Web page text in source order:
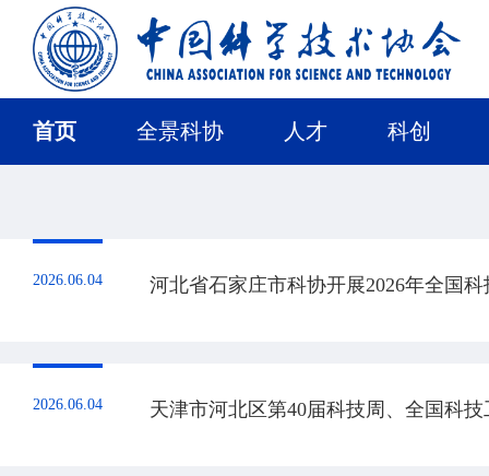
首页 全景科协 人才 科创
2026.06.04 河北省石家庄市科协开展2026年全国
2026.06.04 天津市河北区第40届科技周、全国科